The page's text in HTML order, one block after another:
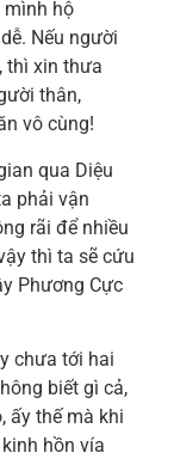
mình hộ
Nếu người
thì xin thưa
thân,
vô cùng!
qua Diệu
phải vận
rãi để nhiều
thì ta sẽ cứu
Phương Cực
chưa tới hai
biết gì cả,
ấy thế mà khi
hồn vía